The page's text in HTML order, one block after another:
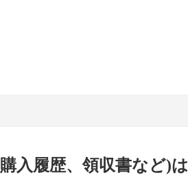
入履歴、領収書など)は